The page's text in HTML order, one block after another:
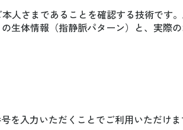
人さまであることを確認する技術です
生体情報（指静脈パターン）と、実際
を入力いただくことでご利用いただけま